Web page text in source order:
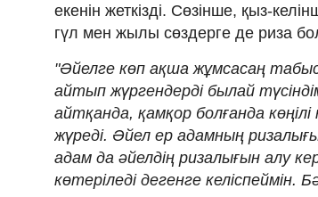
екенін жеткізді. Сөзінше, қыз-
гүл мен жылы сөздерге де риза
"Әйелге көп ақша жұмсасаң
айтып жүргендерді былай
айтқанда, қамқор болғанда
жүреді. Әйел ер адамның
адам да әйелдің ризалығын алу
көтеріледі дегенге келіспеймін.